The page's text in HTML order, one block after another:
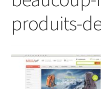
produits-